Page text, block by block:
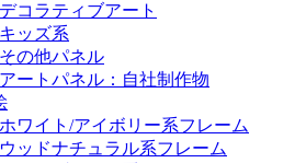
デコラティブアート
キッズ系
その他パネル
アートパネル：自社制作物
ホワイト/アイボリー系フレーム
ウッドナチュラル系フレーム